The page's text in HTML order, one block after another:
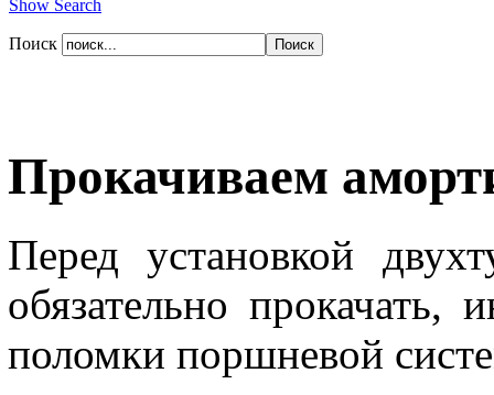
Show Search
Поиск
Прокачиваем
Перед установкой
обязательно
поломки поршневой